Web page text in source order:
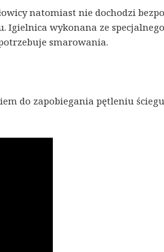
natomiast nie dochodzi
Igielnica wykonana ze
smarowania.
do zapobiegania pętleniu